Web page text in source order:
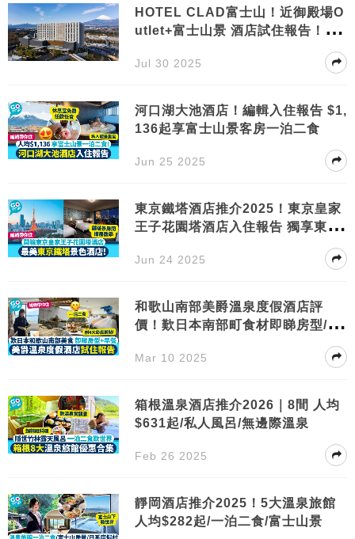
HOTEL CLAD富士山！近御殿場O
utlet+富士山景 酒店試住報告！房
Jul 30 2025
河口湖大池酒店！編輯入住報告 $1,
136起享富士山景客房一泊二食
Jun 25 2025
東京鐵塔酒店推介2025！東京皇家
王子花園塔酒店入住報告 獨享東京
Jun 24 2025
和歌山南部美爵溫泉度假酒店評
價！歎日本南部町食材即睇房型/早
Mar 10 2025
箱根溫泉酒店推介2026｜8間 人均
$631起/私人風呂/無邊際溫泉
Feb 26 2025
靜岡酒店推介2025！5大溫泉旅館
人均$282起/一泊二食/富士山景